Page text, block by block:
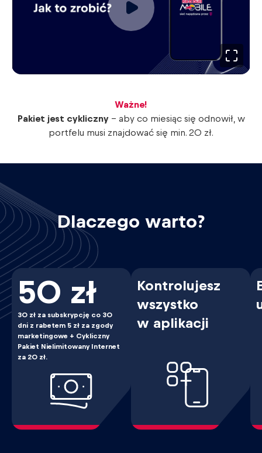
Ważne!
Pakiet jest cykliczny- aby co miesiąc się odnowił, w
portfelu musi znajdować się min. 20 zł.
Dlaczego warto?
50 zł
30 zł za subskrypcję co 30
dni z rabetem 5 zł za zgody
marketingowe + Cykliczny
Pakiet Nielimitowany Internet
za 20 zł.
Kontrolujesz
wszystko
w aplikacji